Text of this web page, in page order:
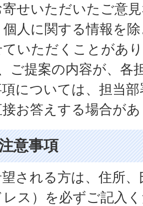
せいただいたご意
人に関する情報を
いただくことがあ
ご提案の内容が、各
については、担当部
答えする場合があ
意事項
される方は、住所、
ス）を必ずご記入